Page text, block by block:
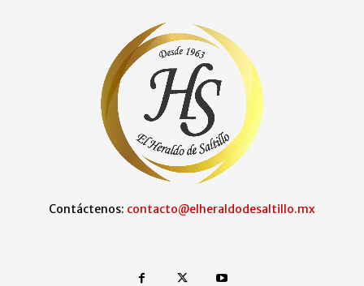
Contáctenos: contacto@elheraldodesaltillo.mx